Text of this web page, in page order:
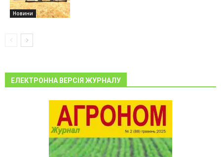
Новини
ЕЛЕКТРОННА ВЕРСІЯ ЖУРНАЛУ